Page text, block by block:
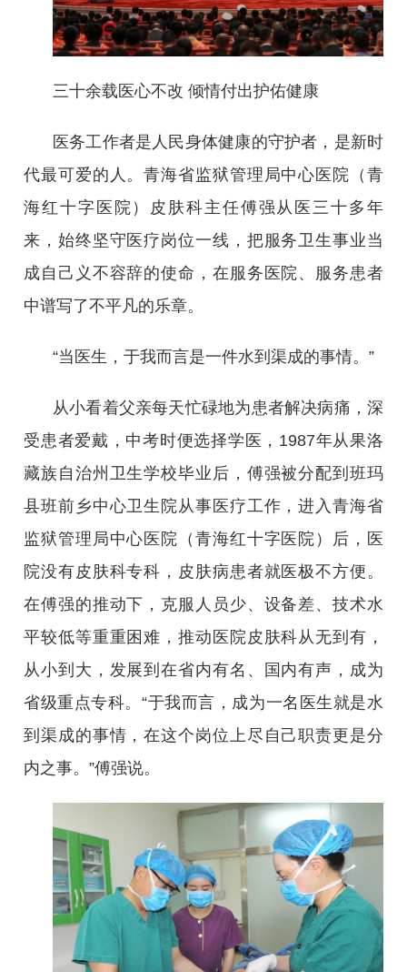
三十余载医心不改 倾情付出护佑健康
医务工作者是人民身体健康的守护者，是新时
代最可爱的人。青海省监狱管理局中心医院（青
海红十字医院）皮肤科主任傅强从医三十多年
来，始终坚守医疗岗位一线，把服务卫生事业当
成自己义不容辞的使命，在服务医院、服务患者
中谱写了不平凡的乐章。
“当医生，于我而言是一件水到渠成的事情。”
从小看着父亲每天忙碌地为患者解决病痛，深
受患者爱戴，中考时便选择学医，1987年从果洛
藏族自治州卫生学校毕业后，傅强被分配到班玛
县班前乡中心卫生院从事医疗工作，进入青海省
监狱管理局中心医院（青海红十字医院）后，医
院没有皮肤科专科，皮肤病患者就医极不方便。
在傅强的推动下，克服人员少、设备差、技术水
平较低等重重困难，推动医院皮肤科从无到有，
从小到大，发展到在省内有名、国内有声，成为
省级重点专科。“于我而言，成为一名医生就是水
到渠成的事情，在这个岗位上尽自己职责更是分
内之事。”傅强说。